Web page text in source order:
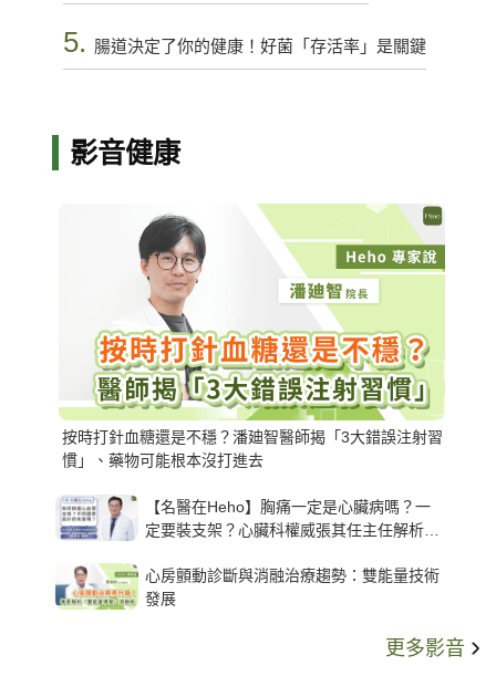
5. 腸道決定了你的健康！好菌「存活率」是關鍵
影音健康
按時打針血糖還是不穩？潘廸智醫師揭「3大錯誤注射習
慣」、藥物可能根本沒打進去
【名醫在Heho】胸痛一定是心臟病嗎？一
定要裝支架？心臟科權威張其任主任解析支
心房顫動診斷與消融治療趨勢：雙能量技術
發展
更多影音